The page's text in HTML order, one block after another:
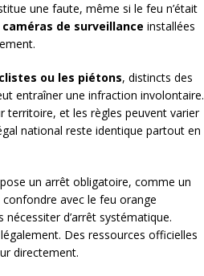
une faute, même si le feu n’était
caméras de surveillance installées
ou les piétons, distincts des
entraîner une infraction involontaire.
territoire, et les règles peuvent varier
national reste identique partout en
un arrêt obligatoire, comme un
avec le feu orange
d’arrêt systématique.
Des ressources officielles
directement.